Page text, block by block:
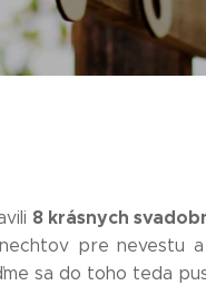
8 krásnych
pre nevestu
sa do toho teda